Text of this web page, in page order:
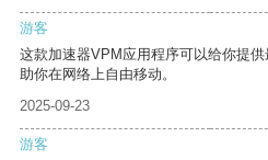
游客
这款加速器VPM应用程序可以给你提
助你在网络上自由移动。
2025-09-23
游客